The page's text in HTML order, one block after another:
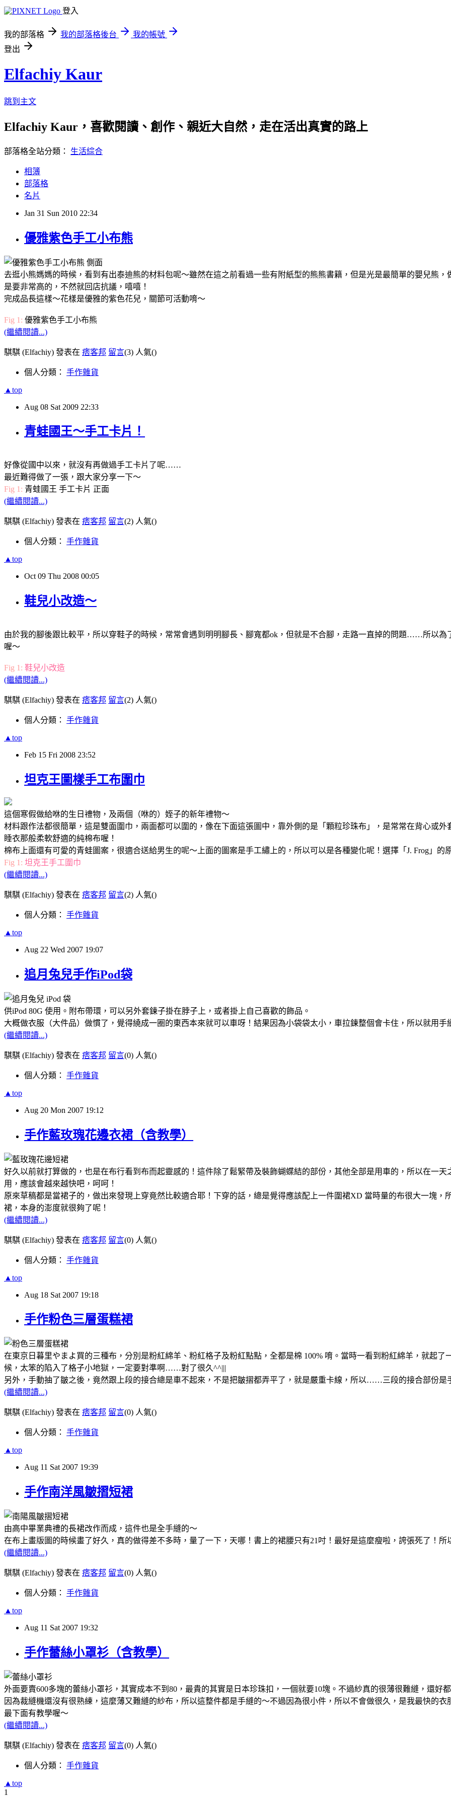
登入
我的部落格 我的部落格後台
我的帳號
登出
Elfachiy Kaur
跳到主文
Elfachiy Kaur，喜歡閱讀、創作、親近大自然，走在活出真實的路上
部落格全站分類： 生活綜合
相簿
部落格
名片
Jan 31 Sun 2010 22:34
優雅紫色手工小布熊
去逛小熊媽媽的時候，看到有出泰迪熊的材料包呢～雖然在這之前看過一些有附紙型的熊熊書籍，但是光是最簡單的嬰兒熊
是要非常高的，不然就回店抗議，嘻嘻！
完成品長這樣～花樣是優雅的紫色花兒，關節可活動唷～
Fig 1: 優雅紫色手工小布熊
(繼續閱讀...)
騏騏 (Elfachiy) 發表在 痞客邦 留言(3) 人氣()
個人分類： 手作雜貨
▲top
Aug 08 Sat 2009 22:33
青蛙國王～手工卡片！
好像從國中以來，就沒有再做過手工卡片了呢……
最近難得做了一張，跟大家分享一下～
Fig 1: 青蛙國王 手工卡片 正面
(繼續閱讀...)
騏騏 (Elfachiy) 發表在 痞客邦 留言(2) 人氣()
個人分類： 手作雜貨
▲top
Oct 09 Thu 2008 00:05
鞋兒小改造～
由於我的腳後跟比較平，所以穿鞋子的時候，常常會遇到明明腳長、腳寬都ok，但就是不合腳，走路一直掉的問題……所以
喔～
Fig 1: 鞋兒小改造
(繼續閱讀...)
騏騏 (Elfachiy) 發表在 痞客邦 留言(2) 人氣()
個人分類： 手作雜貨
▲top
Feb 15 Fri 2008 23:52
坦克王圖樣手工布圍巾
這個寒假做給咻的生日禮物，及兩個（咻的）姪子的新年禮物～
材料跟作法都很簡單，這是雙面圍巾，兩面都可以圍的，像在下面這張圖中，靠外側的是「顆粒珍珠布」，是常常在背心或
睡衣那般柔軟舒適的純棉布喔！
棉布上面還有可愛的青蛙圖案，很適合送給男生的呢～上面的圖案是手工繡上的，所以可以是各種變化呢！選擇「J. Frog」
Fig 1: 坦克王手工圍巾
(繼續閱讀...)
騏騏 (Elfachiy) 發表在 痞客邦 留言(2) 人氣()
個人分類： 手作雜貨
▲top
Aug 22 Wed 2007 19:07
追月兔兒手作iPod袋
供iPod 80G 使用。附布帶環，可以另外套鍊子掛在脖子上，或者掛上自己喜歡的飾品。
大概做衣服（大件品）做慣了，覺得繞成一圈的東西本來就可以車呀！結果因為小袋袋太小，車拉鍊整個會卡住，所以就用手
(繼續閱讀...)
騏騏 (Elfachiy) 發表在 痞客邦 留言(0) 人氣()
個人分類： 手作雜貨
▲top
Aug 20 Mon 2007 19:12
手作藍玫瑰花邊衣裙（含教學）
好久以前就打算做的，也是在布行看到布而起靈感的！這件除了鬆緊帶及裝飾蝴蝶結的部份，其他全部是用車的，所以在一
用，應該會越來越快吧，呵呵！
原來草稿都是當裙子的，做出來發現上穿竟然比較適合耶！下穿的話，總是覺得應該配上一件圍裙XD 當時量的布很大一塊
裙，本身的澎度就很夠了呢！
(繼續閱讀...)
騏騏 (Elfachiy) 發表在 痞客邦 留言(0) 人氣()
個人分類： 手作雜貨
▲top
Aug 18 Sat 2007 19:18
手作粉色三層蛋糕裙
在東京日暮里やまよ買的三種布，分別是粉紅綿羊、粉紅格子及粉紅點點，全都是棉 100% 唷。當時一看到粉紅綿羊，就起
候，太笨的陷入了格子小地獄，一定要對準啊……對了很久^^|||
另外，手動抽了皺之後，竟然跟上段的接合總是車不起來，不是把皺摺都弄平了，就是嚴重卡線，所以……三段的接合部份是
(繼續閱讀...)
騏騏 (Elfachiy) 發表在 痞客邦 留言(0) 人氣()
個人分類： 手作雜貨
▲top
Aug 11 Sat 2007 19:39
手作南洋風皺摺短裙
由高中畢業典禮的長裙改作而成，這件也是全手縫的～
在布上畫版圖的時候畫了好久，真的做得差不多時，量了一下，天哪！書上的裙腰只有21吋！最好是這麼瘦啦，誇張死了！
(繼續閱讀...)
騏騏 (Elfachiy) 發表在 痞客邦 留言(0) 人氣()
個人分類： 手作雜貨
▲top
Aug 11 Sat 2007 19:32
手作蕾絲小罩衫（含教學）
外面要賣600多塊的蕾絲小罩衫，其實成本不到80，最貴的其實是日本珍珠扣，一個就要10塊。不過紗真的很薄很難縫，還好
因為裁縫機還沒有很熟練，這麼薄又難縫的紗布，所以這整件都是手縫的～不過因為很小件，所以不會做很久，是我最快的衣
最下面有教學喔～
(繼續閱讀...)
騏騏 (Elfachiy) 發表在 痞客邦 留言(0) 人氣()
個人分類： 手作雜貨
▲top
1